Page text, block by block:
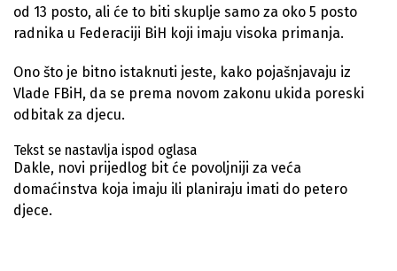
od 13 posto, ali će to biti skuplje samo za oko 5 posto
radnika u Federaciji BiH koji imaju visoka primanja.
Ono što je bitno istaknuti jeste, kako pojašnjavaju iz
Vlade FBiH, da se prema novom zakonu ukida poreski
odbitak za djecu.
Tekst se nastavlja ispod oglasa
Dakle, novi prijedlog bit će povoljniji za veća
domaćinstva koja imaju ili planiraju imati do petero
djece.